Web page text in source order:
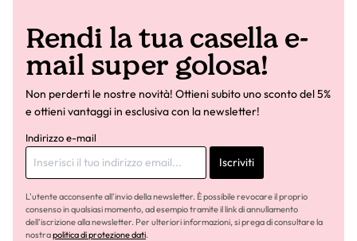
Rendi la tua casella e-
mail super golosa!
Non perderti le nostre novità! Ottieni subito uno sconto del 5%
e ottieni vantaggi in esclusiva con la newsletter!
Indirizzo e-mail
Iscriviti
L'utente acconsente all'invio della newsletter. È possibile revocare il proprio
consenso in qualsiasi momento, ad esempio tramite il link di annullamento
dell'iscrizione alla newsletter. Per ulteriori informazioni, si prega di consultare la
nostrapolitica di protezione dati.